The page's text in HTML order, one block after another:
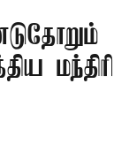
மந்திரி